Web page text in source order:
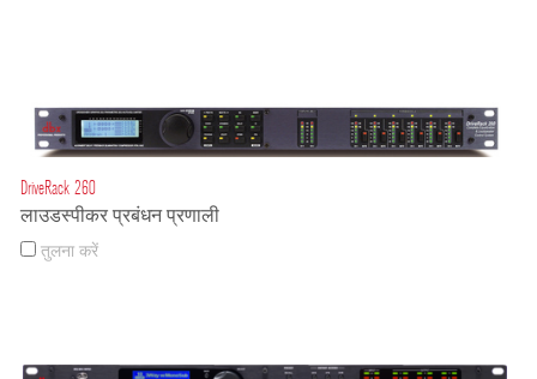
DriveRack 260
लाउडस्पीकर प्रबंधन प्रणाली
तुलना करें